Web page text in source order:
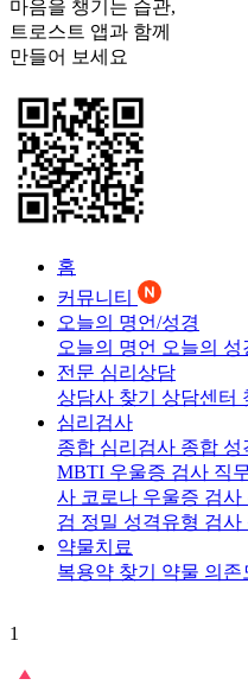
마음을 챙기는 습관,
트로스트 앱과 함께
만들어 보세요
홈
커뮤니티
오늘의 명언/성경
오늘의 명언 오늘의 성
전문 심리상담
상담사 찾기 상담센터
심리검사
종합 심리검사 종합 성
MBTI 우울증 검사 직
사 코로나 우울증 검사
검 정밀 성격유형 검사
약물치료
복용약 찾기 약물 의존
1